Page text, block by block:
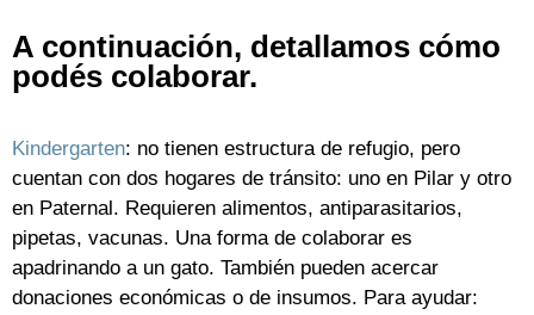
A continuación, detallamos cómo
podés colaborar.
Kindergarten: no tienen estructura de refugio, pero
cuentan con dos hogares de tránsito: uno en Pilar y otro
en Paternal. Requieren alimentos, antiparasitarios,
pipetas, vacunas. Una forma de colaborar es
apadrinando a un gato. También pueden acercar
donaciones económicas o de insumos. Para ayudar: